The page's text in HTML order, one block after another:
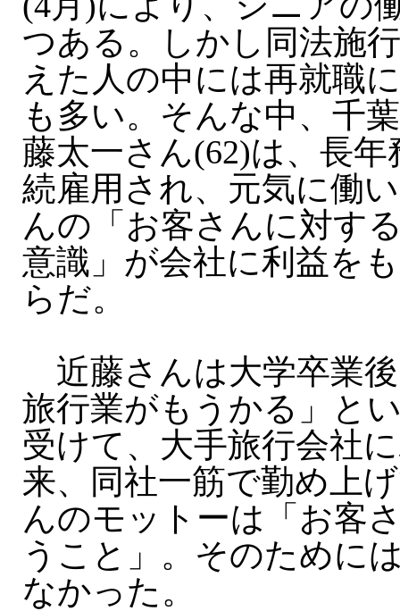
つある。しかし同法施
えた人の中には再就職
も多い。そんな中、千
藤太一さん(62)は、長
続雇用され、元気に働
んの「お客さんに対す
意識」が会社に利益を
らだ。
近藤さんは大学卒業
旅行業がもうかる」と
受けて、大手旅行会社
来、同社一筋で勤め上
んのモットーは「お客
うこと」。そのために
なかった。